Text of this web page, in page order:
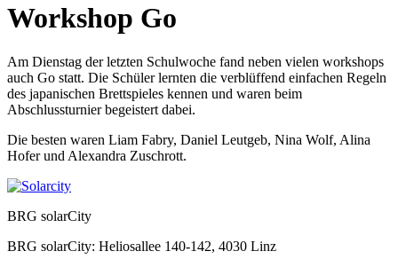
Workshop Go
Am Dienstag der letzten Schulwoche fand neben vielen workshops
auch Go statt. Die Schüler lernten die verblüffend einfachen Regeln
des japanischen Brettspieles kennen und waren beim
Abschlussturnier begeistert dabei.
Die besten waren Liam Fabry, Daniel Leutgeb, Nina Wolf, Alina
Hofer und Alexandra Zuschrott.
BRG solarCity
BRG solarCity: Heliosallee 140-142, 4030 Linz